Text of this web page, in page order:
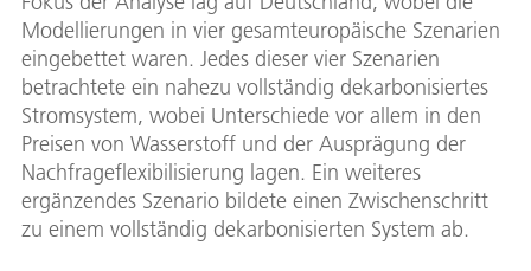
Modellierungen in vier gesamteuropäische Szenarien
eingebettet waren. Jedes dieser vier Szenarien
betrachtete ein nahezu vollständig dekarbonisiertes
Stromsystem, wobei Unterschiede vor allem in den
Preisen von Wasserstoff und der Ausprägung der
Nachfrageflexibilisierung lagen. Ein weiteres
ergänzendes Szenario bildete einen Zwischenschritt
zu einem vollständig dekarbonisierten System ab.